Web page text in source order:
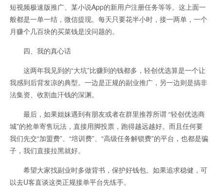
短视频极速版推广、某小说App的新用户注册任务等等。这上面一
般都是一单一结，微信提现。每天只要花半小时，接一两单，一个
月赚个几百块的买菜钱是没问题的。
四、我的真心话
这两年我见到的“大坑”比赚到的钱都多，轻创优选算是一个让
我感到后背发凉的典型。一边是正规的副业推广，另一边则是搞非
法集资、收割血汗钱的深渊。
最后，如果姐妹遇到有朋友或者在群里推荐所谓 “轻创优选商
城”的抢单寄售玩法，直接用脚投票，跑得越远越好。而且任何要
我们先交“加盟费”、“培训费”、“高级任务解锁费”的平台，也都是骗
子，我们直接拉黑就好。
希望大家找副业时多做背书，保护好钱包。如果追求稳健，可
以去U客直谈这类正规接单平台先练手。